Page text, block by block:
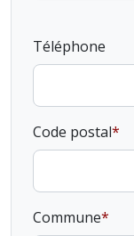
Téléphone
Code postal
Commune